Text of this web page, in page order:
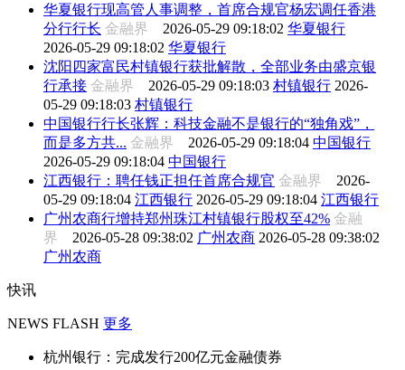
华夏银行现高管人事调整，首席合规官杨宏调任香港
分行行长 金融界 2026-05-29 09:18:02 华夏银行
2026-05-29 09:18:02 华夏银行
沈阳四家富民村镇银行获批解散，全部业务由盛京银
行承接 金融界 2026-05-29 09:18:03 村镇银行 2026-
05-29 09:18:03 村镇银行
中国银行行长张辉：科技金融不是银行的“独角戏”，
而是多方共... 金融界 2026-05-29 09:18:04 中国银行
2026-05-29 09:18:04 中国银行
江西银行：聘任钱正担任首席合规官 金融界 2026-
05-29 09:18:04 江西银行 2026-05-29 09:18:04 江西银行
广州农商行增持郑州珠江村镇银行股权至42% 金融
界 2026-05-28 09:38:02 广州农商 2026-05-28 09:38:02
广州农商
快讯
NEWS FLASH 更多
杭州银行：完成发行200亿元金融债券